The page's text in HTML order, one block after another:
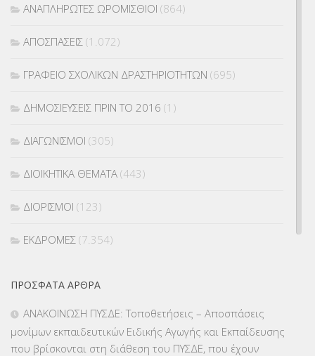
ΑΝΑΠΛΗΡΩΤΕΣ ΩΡΟΜΙΣΘΙΟΙ (864)
ΑΠΟΣΠΑΣΕΙΣ (1.072)
ΓΡΑΦΕΙΟ ΣΧΟΛΙΚΩΝ ΔΡΑΣΤΗΡΙΟΤΗΤΩΝ (695)
ΔΗΜΟΣΙΕΥΣΕΙΣ ΠΡΙΝ ΤΟ 2016 (1)
ΔΙΑΓΩΝΙΣΜΟΙ (305)
ΔΙΟΙΚΗΤΙΚΑ ΘΕΜΑΤΑ (443)
ΔΙΟΡΙΣΜΟΙ (123)
ΕΚΔΡΟΜΕΣ (7.354)
ΕΠΙΜΟΡΦΩΣΗ Τ.Π.Ε.(10)
ΠΡΌΣΦΑΤΑ ΆΡΘΡΑ
ΑΝΑΚΟΙΝΩΣΗ ΠΥΣΔΕ: Τοποθετήσεις – Αποσπάσεις
μονίμων εκπαιδευτικών Ειδικής Αγωγής και Εκπαίδευσης
που βρίσκονται στη διάθεση του ΠΥΣΔΕ, που έχουν